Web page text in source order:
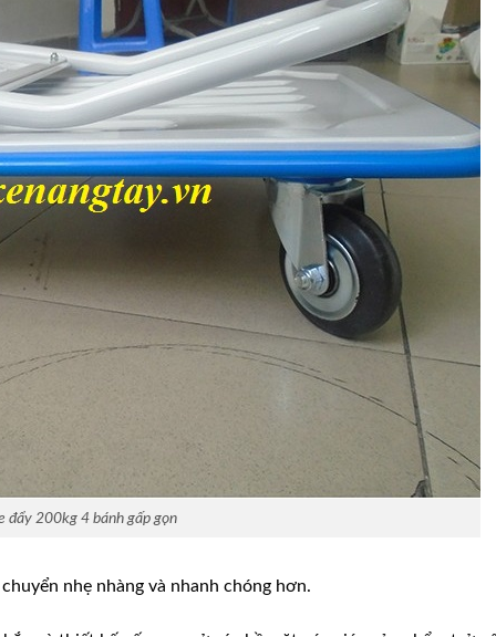
đẩy 200kg 4 bánh gấp gọn
nhẹ nhàng và nhanh chóng hơn.